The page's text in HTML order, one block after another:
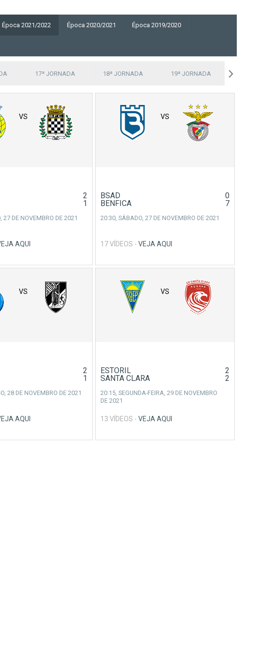
Época 2021/2022 Época 2020/2021 Época 2019/2020
17ª JORNADA 18ª JORNADA 19ª JORNADA
VS
2
1
27 DE NOVEMBRO DE 2021
AQUI
VS
BSAD
0
BENFICA
7
20:30,SÁBADO, 27 DE NOVEMBRO DE 2021
17 VÍDEOS -VEJA AQUI
VS
2
1
28 DE NOVEMBRO DE 2021
AQUI
VS
ESTORIL
2
SANTA CLARA
2
20:15,SEGUNDA-FEIRA, 29 DE NOVEMBRO
DE 2021
13 VÍDEOS -VEJA AQUI